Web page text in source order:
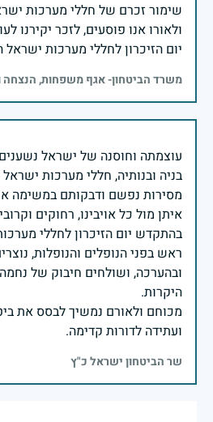
שימור זכרם של חללי מערכות
יום הזיכרון לחללי מערכות ישראל
משרד הביטחון- אגף משפחות, הנצחה
עוצמתה וחוסנה של ישראל
בניה ובנותיה, חללי מערכות
מסירות נפשם ודבקותם במשימה
בהתקדש יום הזיכרון לחללי
ראש בפני הנופלים והנופלות,
ובהערכה, ושולחים חיבוק של
מכוחם ולאורם נמשיך לבסס את
ועתידה לדורות קדימה.
שר הביטחון ישראל כ"ץ